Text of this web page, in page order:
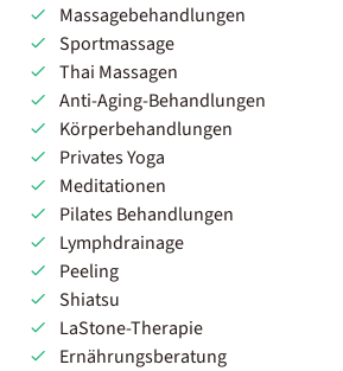
Massagebehandlungen
Sportmassage
Thai Massagen
Anti-Aging-Behandlungen
Körperbehandlungen
Privates Yoga
Meditationen
Pilates Behandlungen
Lymphdrainage
Peeling
Shiatsu
LaStone-Therapie
Ernährungsberatung